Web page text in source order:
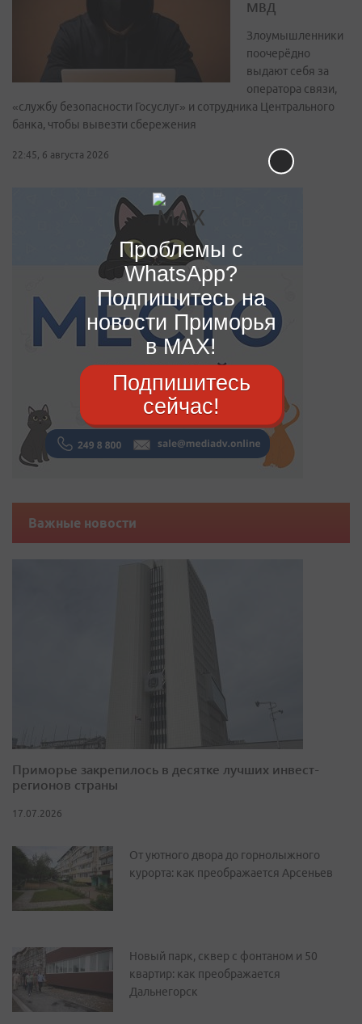
МВД
Злоумышленники
поочерёдно
выдают себя за
оператора связи,
«службу безопасности Госуслуг» и сотрудника Центрального
банка, чтобы вывезти сбережения
22:45, 6 августа 2026
Важные новости
Приморье закрепилось в десятке лучших инвест-
регионов страны
17.07.2026
От уютного двора до горнолыжного
курорта: как преображается Арсеньев
Новый парк, сквер с фонтаном и 50
квартир: как преображается
Дальнегорск
Проблемы с
WhatsApp?
Подпишитесь на
новости Приморья
в MAX!
Подпишитесь
сейчас!